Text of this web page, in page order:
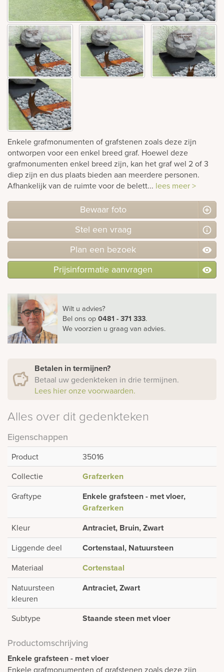
Bekijk
ook:
Enkele grafmonumenten of grafstenen zoals deze zijn
ontworpen voor een enkel breed graf. Hoewel deze
grafmonumenten enkel breed zijn, kan het graf wel 2 of 3
diep zijn en dus plaats bieden aan meerdere personen.
Afhankelijk van de ruimte voor de belett... lees meer >
Bewaar foto
Stel een vraag
Plan een bezoek
Prijsinformatie aanvragen
Wilt u advies?
Bel ons op0481 - 371 333.
We voorzien u graag van advies.
Betalen in termijnen?
Betaal uw gedenkteken in drie termijnen.
Lees hier onze voorwaarden.
Alles over dit gedenkteken
Eigenschappen
Product
35016
Collectie
Grafzerken
Graftype
Enkele grafsteen - met vloer,
Grafzerken
Kleur Antraciet, Bruin, Zwart
Liggende deel Cortenstaal, Natuursteen
Materiaal Cortenstaal
Natuursteen
kleuren
Antraciet, Zwart
Subtype Staande steen met vloer
Productomschrijving
Enkele grafsteen - met vloer
Enkele grafmonumenten of grafstenen zoals deze zijn